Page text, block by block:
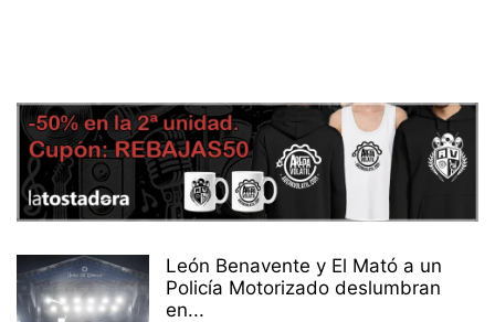
León Benavente y El Mató a un
Policía Motorizado deslumbran
en...